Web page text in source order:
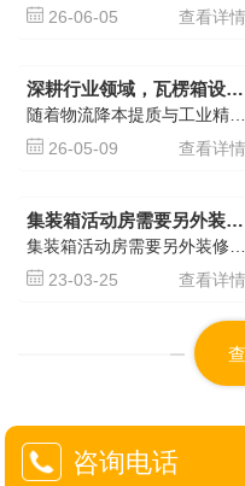
26-06-05
查看详
26-05-09
查看详
23-03-25
查看详
咨询电话